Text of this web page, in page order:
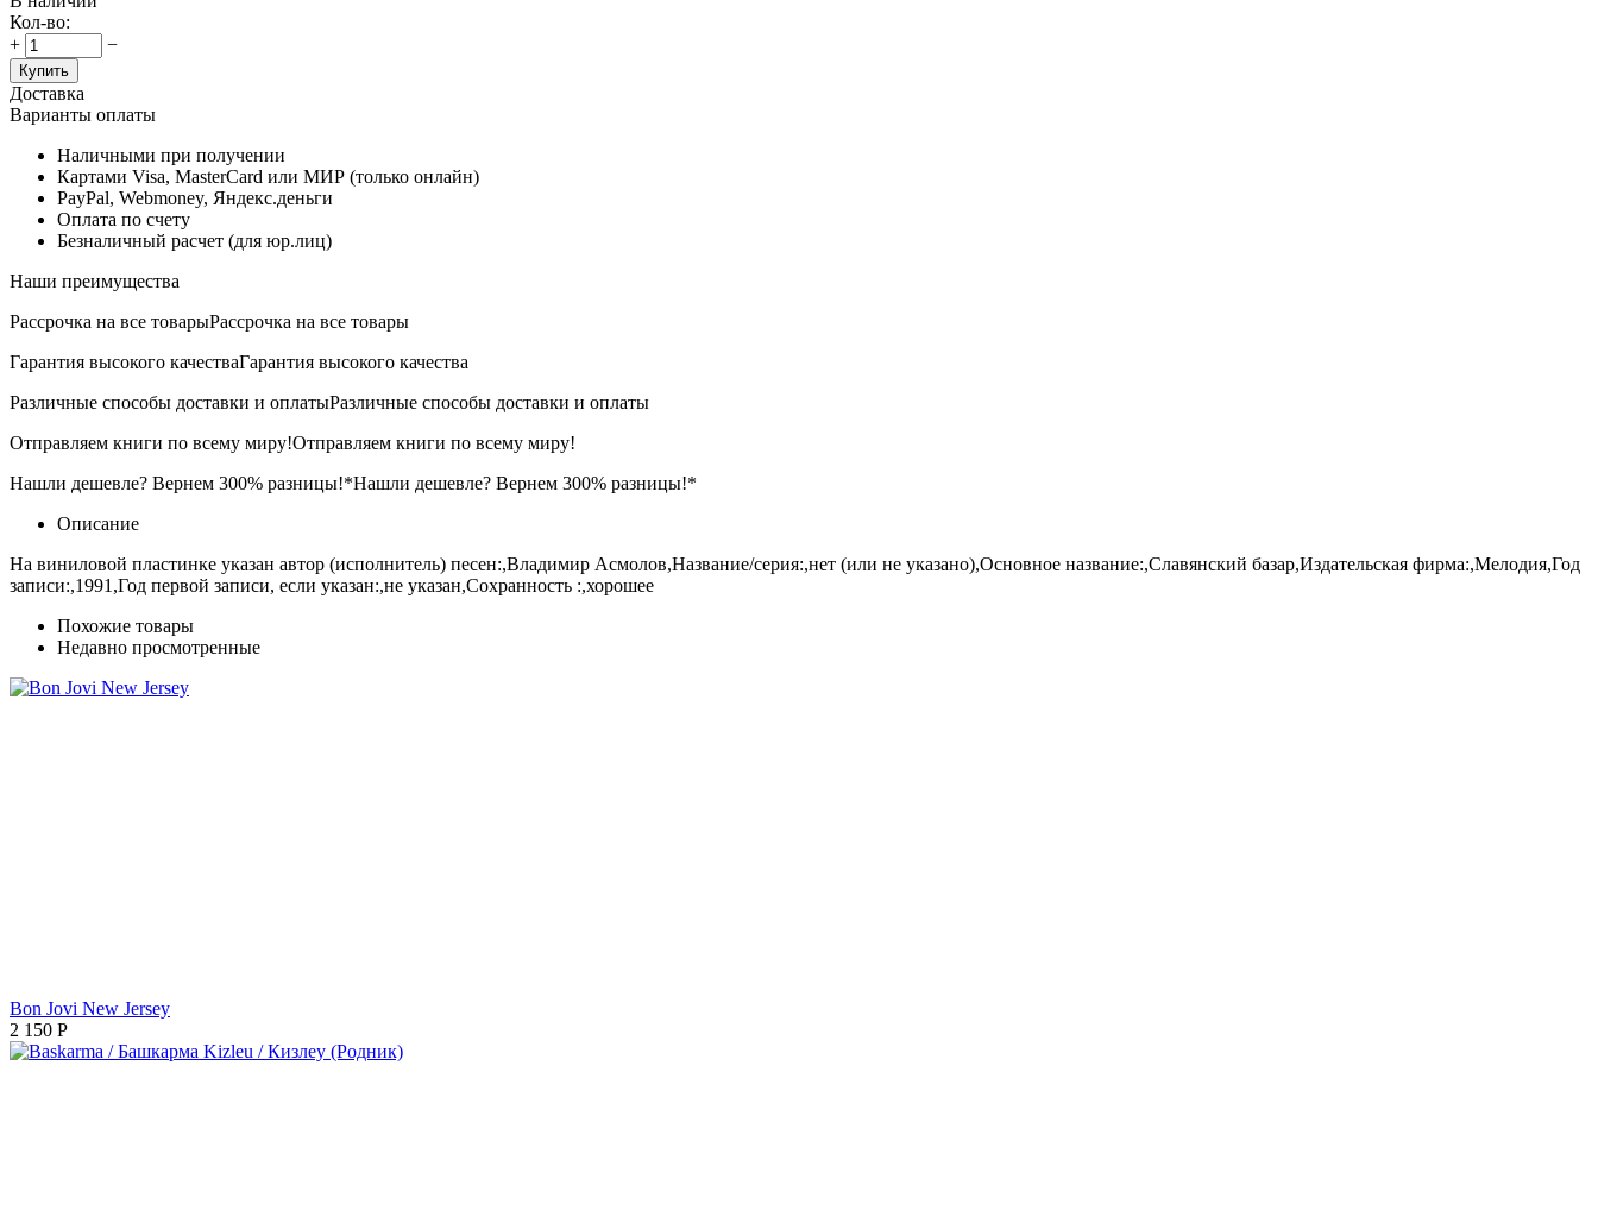
Кол-во:
+
−
Купить
Доставка
Варианты оплаты
Наличными при получении
Картами Visa, MasterCard или МИР (только онлайн)
PayPal, Webmoney, Яндекс.деньги
Оплата по счету
Безналичный расчет (для юр.лиц)
Наши преимущества
Рассрочка на все товарыРассрочка на все товары
Гарантия высокого качестваГарантия высокого качества
Различные способы доставки и оплатыРазличные способы доставки и оплаты
Отправляем книги по всему миру!Отправляем книги по всему миру!
Нашли дешевле? Вернем 300% разницы!*Нашли дешевле? Вернем 300% разницы!*
Описание
На виниловой пластинке указан автор (исполнитель) песен:,Владимир Асмолов,Название/серия:,нет (или не указано),Основное название:,Славянский базар,Издательская фирма:,Мелодия,Год
записи:,1991,Год первой записи, если указан:,не указан,Сохранность :,хорошее
Похожие товары
Недавно просмотренные
Bon Jovi New Jersey
2 150 Р